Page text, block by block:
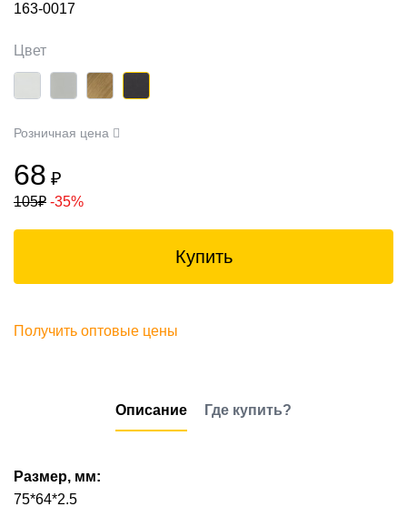
163-0017
Цвет
Розничная цена
68 ₽
105₽ -35%
Купить
Получить оптовые цены
Описание Где купить?
Размер, мм:
75*64*2.5